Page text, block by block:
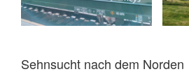
Sehnsucht nach dem Norden